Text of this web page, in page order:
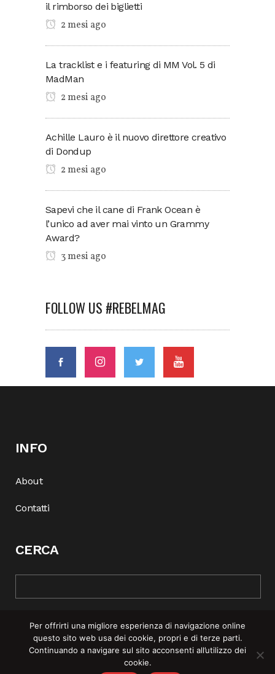
il rimborso dei biglietti
2 mesi ago
La tracklist e i featuring di MM Vol. 5 di
MadMan
2 mesi ago
Achille Lauro è il nuovo direttore creativo
di Dondup
2 mesi ago
Sapevi che il cane di Frank Ocean è
l’unico ad aver mai vinto un Grammy
Award?
3 mesi ago
FOLLOW US #REBELMAG
INFO
About
Contatti
CERCA
© COPYRIGHT 2025 | REBEL MAG —
Per offrirti una migliore esperienza di navigazione online
questo sito web usa dei cookie, propri e di terze parti.
Continuando a navigare sul sito acconsenti all’utilizzo dei
cookie.